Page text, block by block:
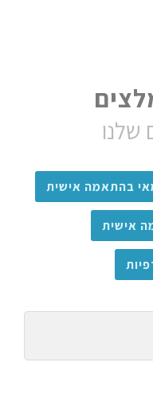
שלנו
בהתאמה אישית
אישית